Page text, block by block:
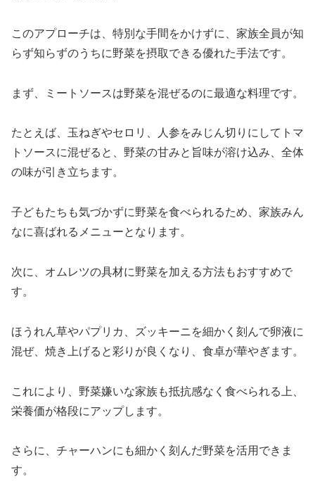
このアプローチは、特別な手間をかけずに、家族全員が知
らず知らずのうちに野菜を摂取できる優れた手法です。
まず、ミートソースは野菜を混ぜるのに最適な料理です。
たとえば、玉ねぎやセロリ、人参をみじん切りにしてトマ
トソースに混ぜると、野菜の甘みと旨味が溶け込み、全体
の味が引き立ちます。
子どもたちも気づかずに野菜を食べられるため、家族みん
なに喜ばれるメニューとなります。
次に、オムレツの具材に野菜を加える方法もおすすめで
す。
ほうれん草やパプリカ、ズッキーニを細かく刻んで卵液に
混ぜ、焼き上げると彩りが良くなり、食卓が華やぎます。
これにより、野菜嫌いな家族も抵抗感なく食べられる上、
栄養価が格段にアップします。
さらに、チャーハンにも細かく刻んだ野菜を活用できま
す。